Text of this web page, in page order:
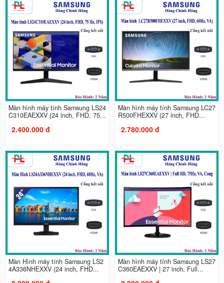
Màn hình máy tính Samsung LS24
C310EAEXXV (24 inch, FHD, 75...
2.400.000 đ
Màn hình máy tính Samsung LC27
R500FHEXXV (27 inch, FHD...
2.780.000 đ
Màn Hình máy tính Samsung LS2
4A336NHEXXV (24 inch, FHD...
Màn hình máy tính Samsung LS27
C360EAEXXV | 27 inch, Full...